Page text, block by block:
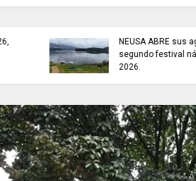
CINCO EXTRADITADOS a
Estados Unidos.